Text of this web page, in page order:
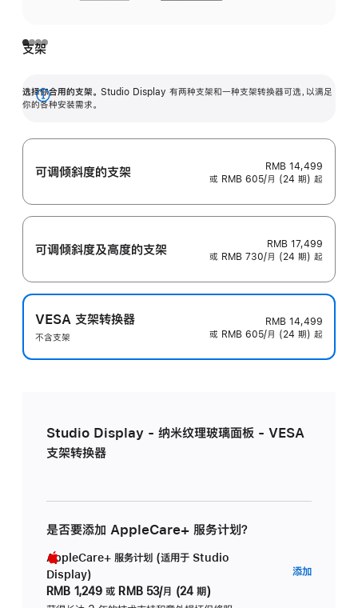
支架
选择你合用的支架。 Studio Display 有两种支架和一种支架转换器可选，以满足
你的各种安装需求。
展
可调倾斜度的支架
RMB 14,499
或 RMB 605/月 (24 期) 起
可调倾斜度及高‍度的支‍架
RMB 17,499
或 RMB 730/月 (24 期) 起
VESA 支架转换器
不含支架
RMB 14,499
或 RMB 605/月 (24 期) 起
Studio Display - 纳米纹理玻璃面板 - VESA
支架转换器
是否要添加 AppleCare+ 服务计划？
AppleCare+ 服务计划 (适用于 Studio
Display)
RMB 1,249 或 RMB 53/月 (24 期)
添加